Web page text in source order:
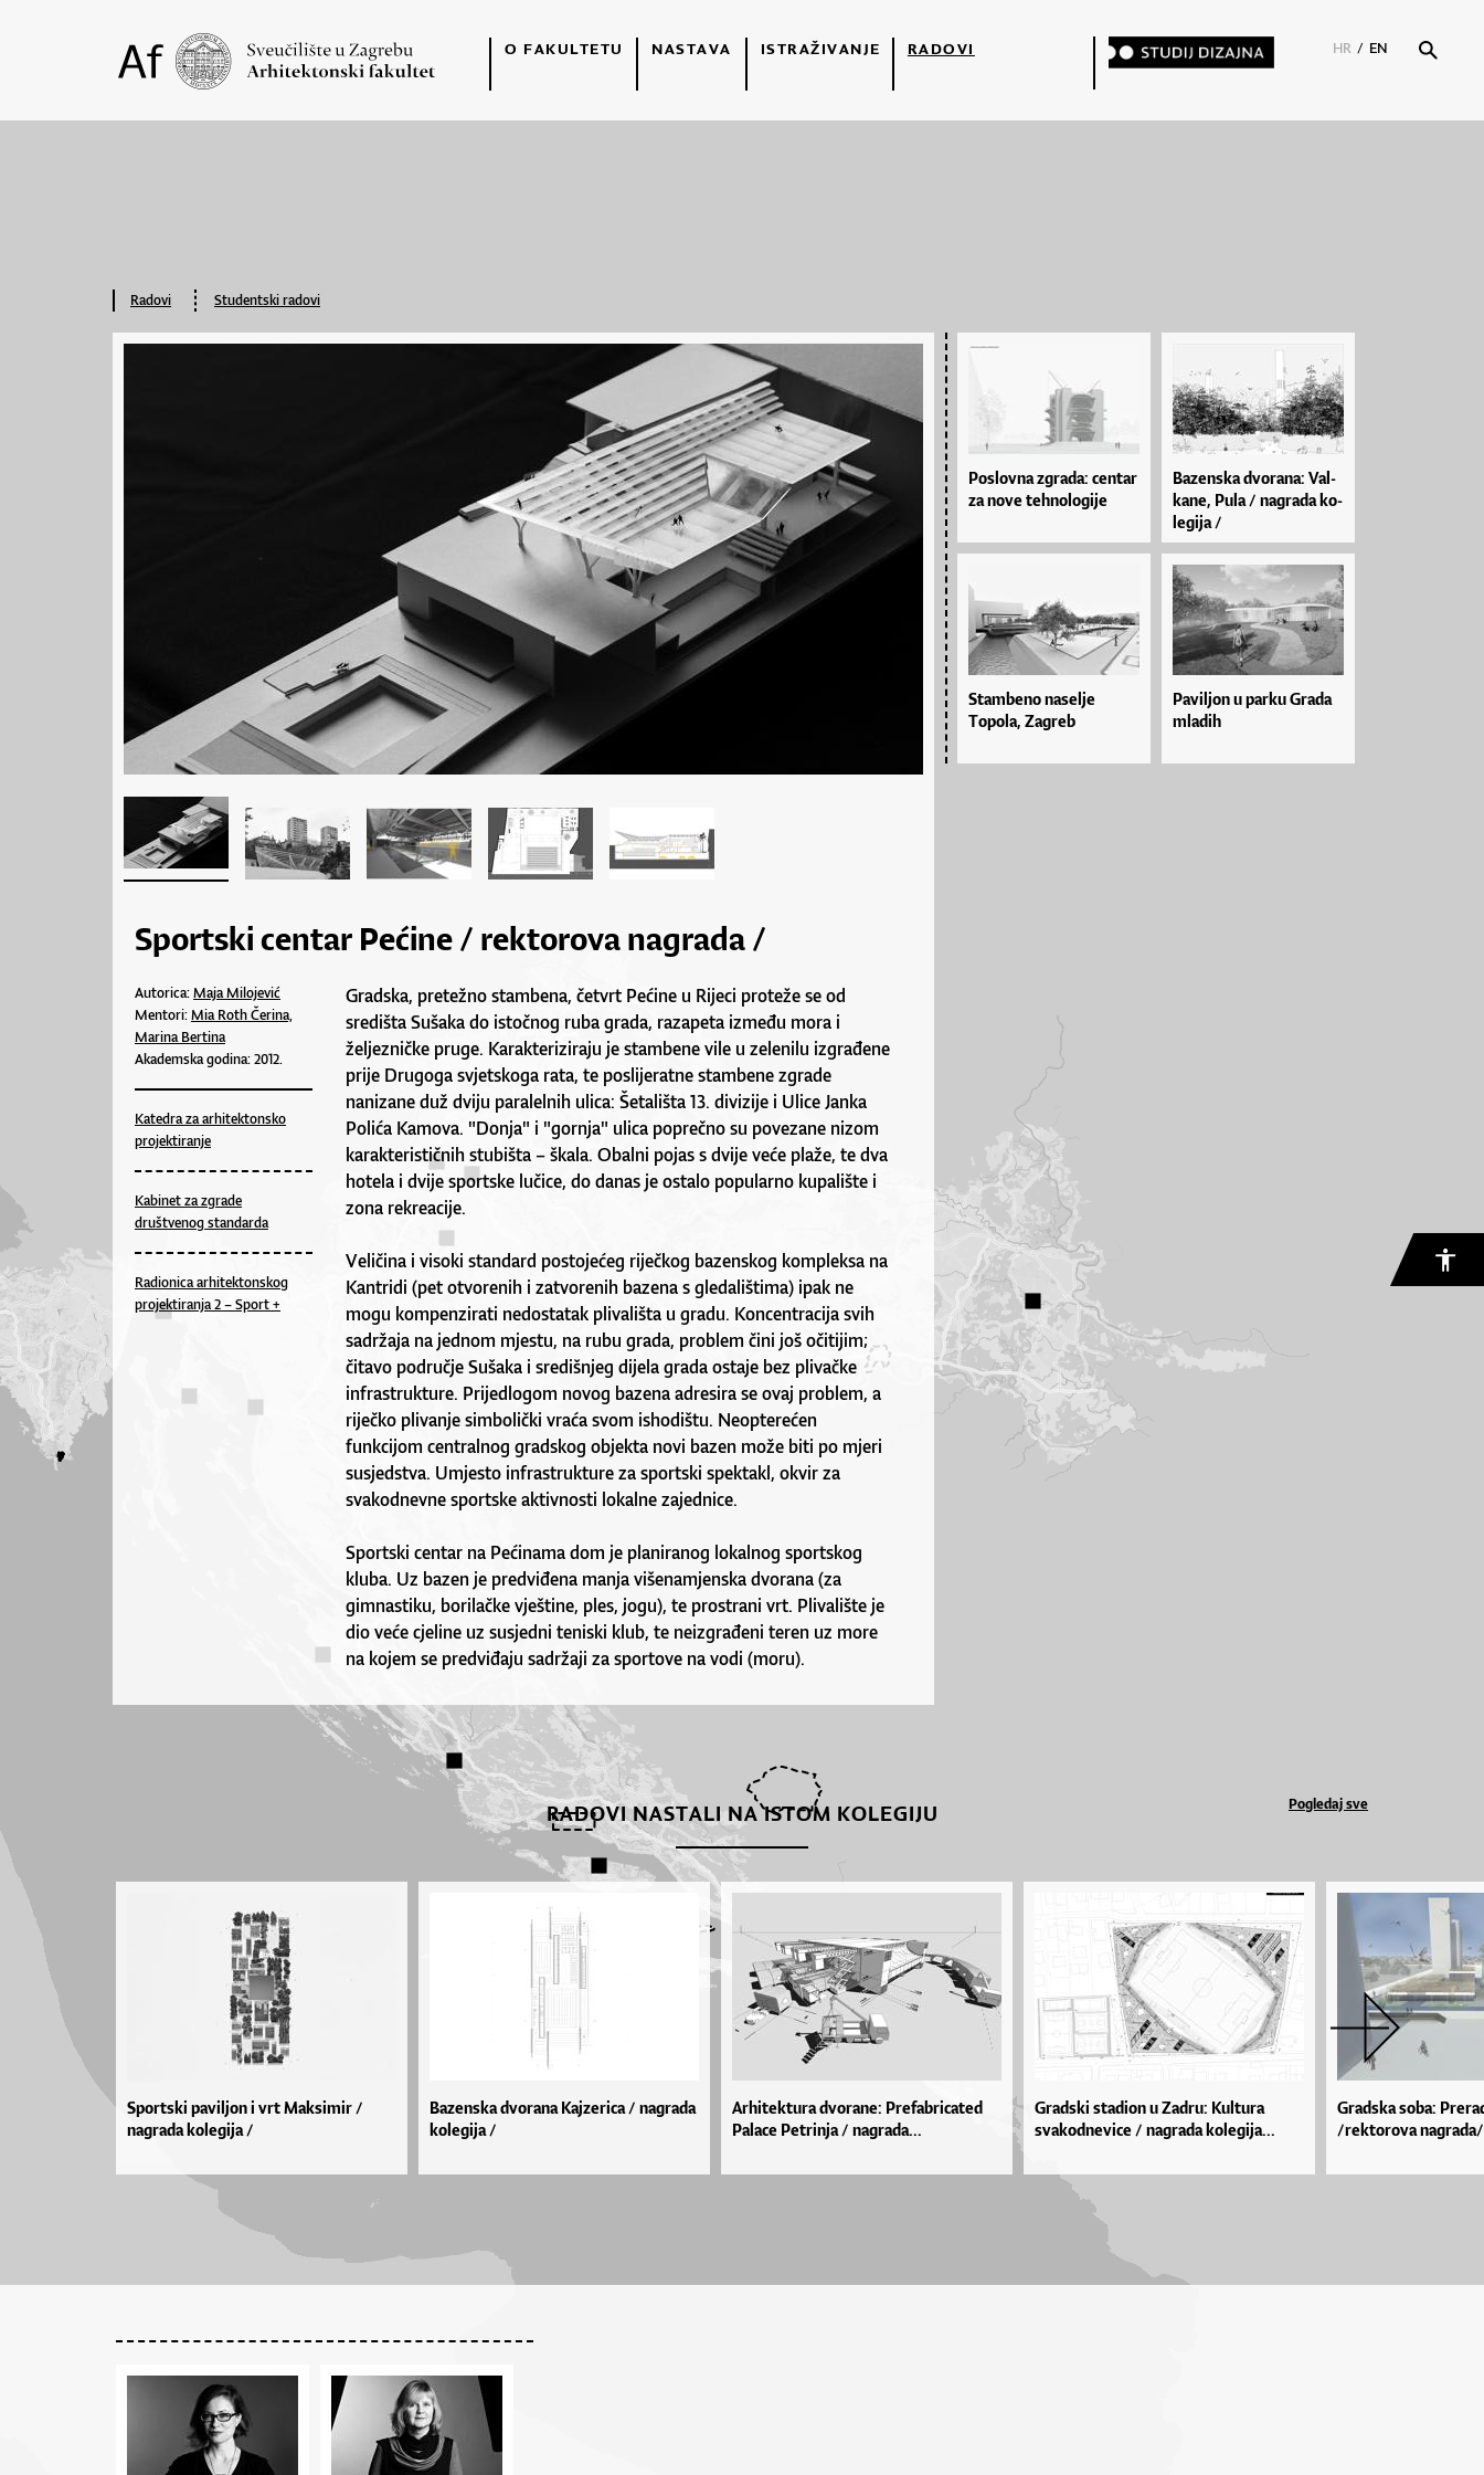
O FAKULTETU NASTAVA ISTRAŽIVANJE RADOVI HR / EN
Radovi Studentski radovi
Sportski centar Pećine / rektorova nagrada /
Autorica:Maja Milojević
Mentori:Mia Roth Čerina,
Marina Bertina
Akademska godina: 2012.
Katedra za arhitektonsko
projektiranje
Kabinet za zgrade
društvenog standarda
Radionica arhitektonskog
projektiranja 2 – Sport +
Gradska, pretežno stambena, četvrt Pećine u Rijeci proteže se od
središta Sušaka do istočnog ruba grada, razapeta između mora i
željezničke pruge. Karakteriziraju je stambene vile u zelenilu izgrađene
prije Drugoga svjetskoga rata, te poslijeratne stambene zgrade
nanizane duž dviju paralelnih ulica: Šetališta 13. divizije i Ulice Janka
Polića Kamova. "Donja" i "gornja" ulica poprečno su povezane nizom
karakterističnih stubišta – škala. Obalni pojas s dvije veće plaže, te dva
hotela i dvije sportske lučice, do danas je ostalo popularno kupalište i
zona rekreacije.
Veličina i visoki standard postojećeg riječkog bazenskog kompleksa na
Kantridi (pet otvorenih i zatvorenih bazena s gledalištima) ipak ne
mogu kompenzirati nedostatak plivališta u gradu. Koncentracija svih
sadržaja na jednom mjestu, na rubu grada, problem čini još očitijim;
čitavo područje Sušaka i središnjeg dijela grada ostaje bez plivačke
infrastrukture. Prijedlogom novog bazena adresira se ovaj problem, a
riječko plivanje simbolički vraća svom ishodištu. Neopterećen
funkcijom centralnog gradskog objekta novi bazen može biti po mjeri
susjedstva. Umjesto infrastrukture za sportski spektakl, okvir za
svakodnevne sportske aktivnosti lokalne zajednice.
Sportski centar na Pećinama dom je planiranog lokalnog sportskog
kluba. Uz bazen je predviđena manja višenamjenska dvorana (za
gimnastiku, borilačke vještine, ples, jogu), te prostrani vrt. Plivalište je
dio veće cjeline uz susjedni teniski klub, te neizgrađeni teren uz more
na kojem se predviđaju sadržaji za sportove na vodi (moru).
Po­slov­na zgra­da: cen­tar
za no­ve teh­no­lo­gi­je
Ba­zen­ska dvo­ra­na: Val­
ka­ne, Pu­la / na­gra­da ko­
le­gi­ja /
Stambeno naselje
Topola, Zagreb
Paviljon u parku Grada
mladih
RADOVI NASTALI NA ISTOM KOLEGIJU Pogledaj sve
Sportski paviljon i vrt Maksimir /
nagrada kolegija /
Bazenska dvorana Kajzerica / nagrada
kolegija /
Arhitektura dvorane: Prefabricated
Palace Petrinja / nagrada...
Gradski stadion u Zadru: Kultura
svakodnevice / nagrada kolegija...
Gradska soba:
/rektorova nagrada/